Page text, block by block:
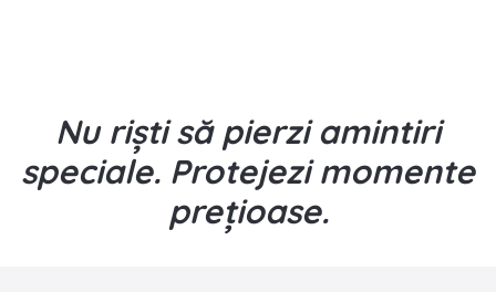
Nu riști să pierzi amintiri
speciale. Protejezi momente
prețioase.